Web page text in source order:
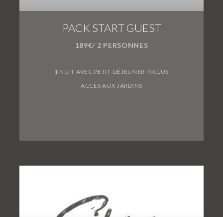
PACK START GUEST
189€/ 2 PERSONNES
1 NUIT AVEC PETIT-DÉJEUNER INCLUS
ACCÈS AUX JARDINS